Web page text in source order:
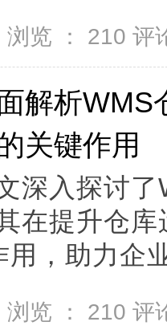
览 ： 210 评
解析WMS
关键作用
深入探讨
在提升仓
用，助力企
览 ： 210 评